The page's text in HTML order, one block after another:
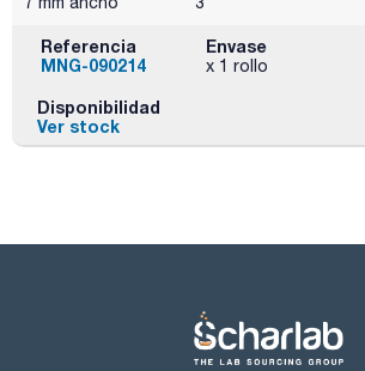
Referencia
MNG-090214
Envase
x 1 rollo
Disponibilidad
Ver stock